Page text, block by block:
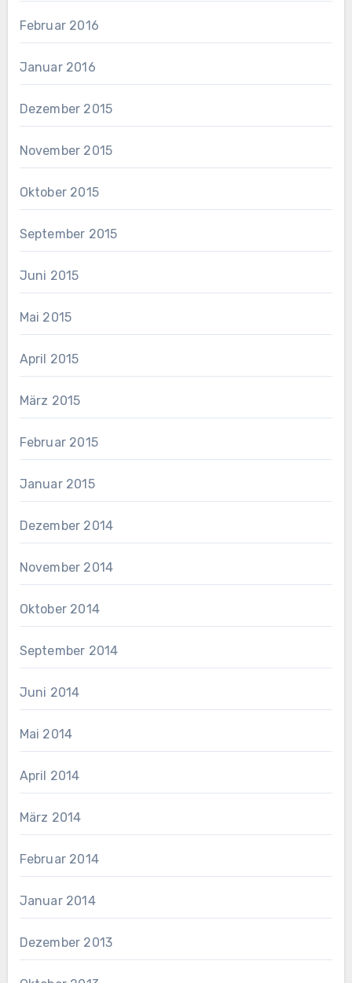
Februar 2016
Januar 2016
Dezember 2015
November 2015
Oktober 2015
September 2015
Juni 2015
Mai 2015
April 2015
März 2015
Februar 2015
Januar 2015
Dezember 2014
November 2014
Oktober 2014
September 2014
Juni 2014
Mai 2014
April 2014
März 2014
Februar 2014
Januar 2014
Dezember 2013